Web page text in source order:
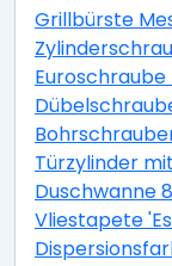
Grillbürste
Euroschraube
Türzylinder
Duschwanne
Vliestapete